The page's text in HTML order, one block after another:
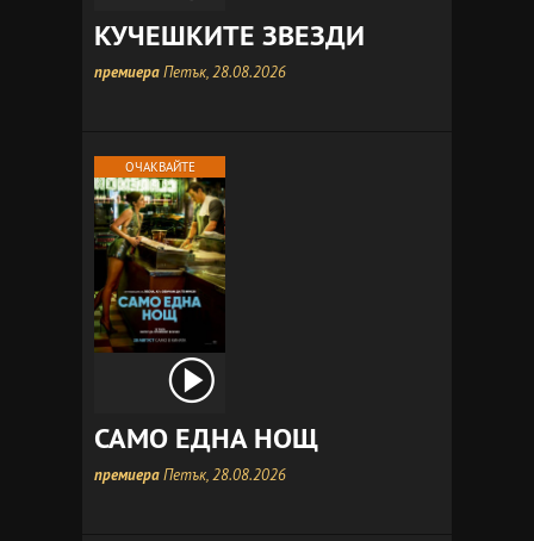
КУЧЕШКИТЕ ЗВЕЗДИ
премиераПетък, 28.08.2026
ОЧАКВАЙТЕ
САМО ЕДНА НОЩ
премиераПетък, 28.08.2026